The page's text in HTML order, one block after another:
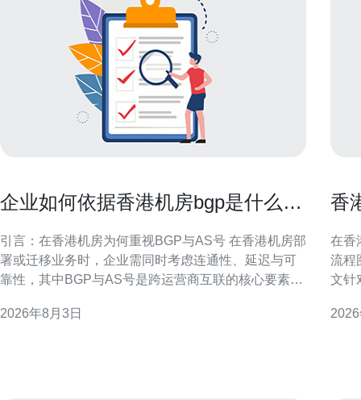
企业如何依据香港机房bgp是什么选
引言：在香港机房为何重视BGP与AS号 在香港机房部
署或迁移业务时，企业需同时考虑连通性、延迟与可
靠性，其中BGP与AS号是跨运营商互联的核心要素。
余并提升网络安全性，减少业务中断风险。本文将围
2026年8月3日
香
在香
流程
文针
性，便